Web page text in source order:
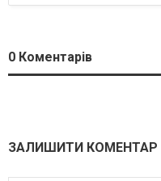
0 Коментарів
ЗАЛИШИТИ КОМЕНТАР